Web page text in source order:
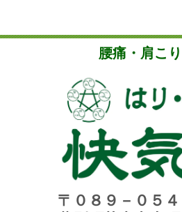
腰痛・肩こ
〒０８９－０５